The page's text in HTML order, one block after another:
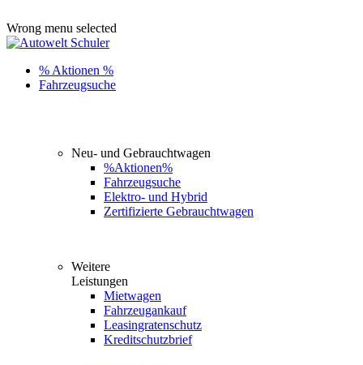
Wrong menu selected
% Aktionen %
Fahrzeugsuche
Neu- und Gebrauchtwagen
%Aktionen%
Fahrzeugsuche
Elektro- und Hybrid
Zertifizierte Gebrauchtwagen
Weitere
Leistungen
Mietwagen
Fahrzeugankauf
Leasingratenschutz
Kreditschutzbrief